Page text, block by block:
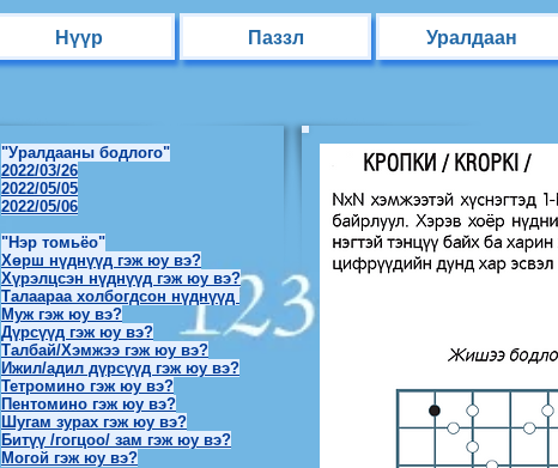
Нүүр Паззл Уралдаан
"Уралдааны бодлого"
2022/03/26
2022/05/05
2022/05/06
"Нэр томьёо"
Хөрш нүднүүд гэж юу вэ?
Хүрэлцсэн нүднүүд гэж юу вэ?
Талаараа холбогдсон нүднүүд
Муж гэж юу вэ?
Дүрсүүд гэж юу вэ?
Талбай/Хэмжээ гэж юу вэ?
Ижил/адил дүрсүүд гэж юу вэ?
Тетромино гэж юу вэ?
Пентомино гэж юу вэ?
Шугам зурах гэж юу вэ?
Битүү /гогцоо/ зам гэж юу вэ?
Могой гэж юу вэ?